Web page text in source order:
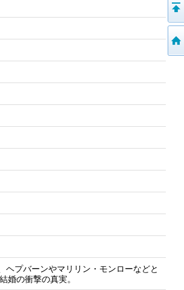
プバーンやマリリン・モンローなどと
婚の衝撃の真実。